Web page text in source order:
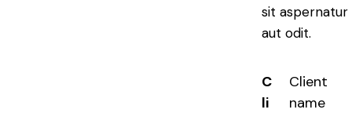
sit aspernatur
aut odit.
C
li
Client
name